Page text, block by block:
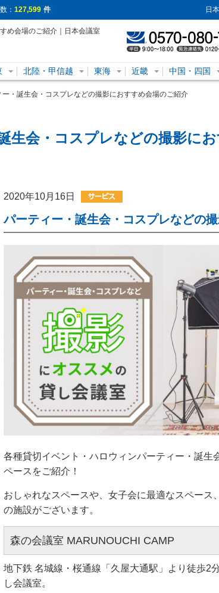
： 127,599 件 日
め会場のご紹介｜日本会議室
北陸・甲信越 東海 近畿 中国・四国
ー・誕生会・コスプレなどの撮影におすすめ会場のご紹介
生会・コスプレなどの撮影に
2020年10月16日
パーティー・誕生会・コスプレなどの
各種貸切イベント・ハロウィンパーティー・誕生
ペースをご紹介！
おしゃれなスペースや、女子会に最適なスペー
の施設がございます。
森の会議室 MARUNOUCHI CAMP
地下鉄 名城線・桜通線「久屋大通駅」より徒歩2
し会議室。